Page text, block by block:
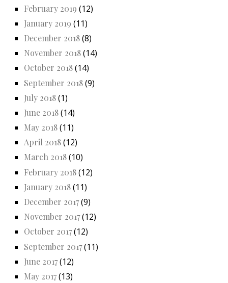
February 2019 (12)
January 2019 (11)
December 2018(8)
November 2018(14)
October 2018(14)
September 2018(9)
July 2018(1)
June 2018(14)
May 2018(11)
April 2018(12)
March 2018(10)
February 2018(12)
January 2018(11)
December 2017(9)
November 2017(12)
October 2017(12)
September 2017(11)
June 2017(12)
May 2017(13)